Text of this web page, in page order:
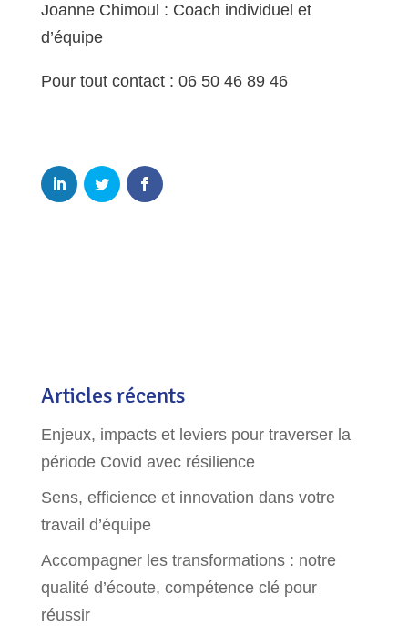
Joanne Chimoul : Coach individuel et
d’équipe
Pour tout contact : 06 50 46 89 46
Articles récents
Enjeux, impacts et leviers pour traverser la
période Covid avec résilience
Sens, efficience et innovation dans votre
travail d’équipe
Accompagner les transformations : notre
qualité d’écoute, compétence clé pour
réussir